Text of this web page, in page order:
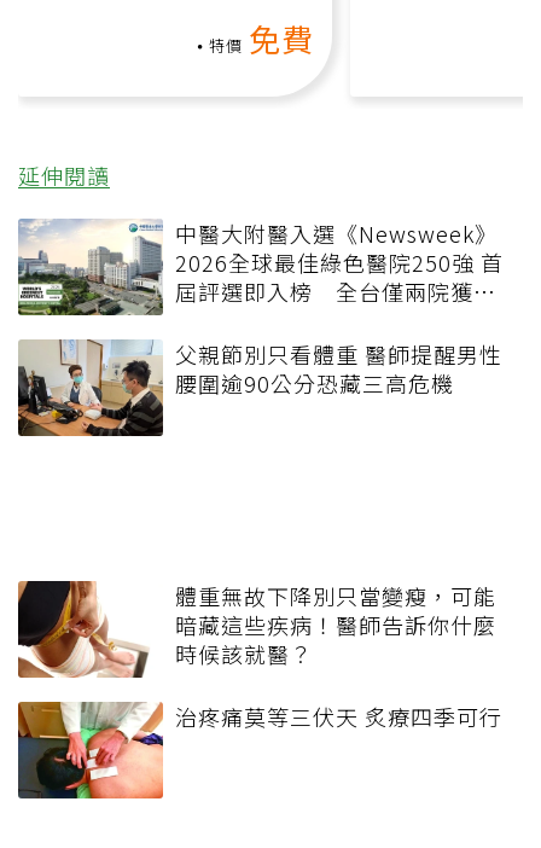
特價 免費
延伸閱讀
中醫大附醫入選《Newsweek》
2026全球最佳綠色醫院250強 首
屆評選即入榜 全台僅兩院獲
父親節別只看體重 醫師提醒男性
腰圍逾90公分恐藏三高危機
體重無故下降別只當變瘦，可能
暗藏這些疾病！醫師告訴你什麼
時候該就醫？
治疼痛莫等三伏天 炙療四季可行